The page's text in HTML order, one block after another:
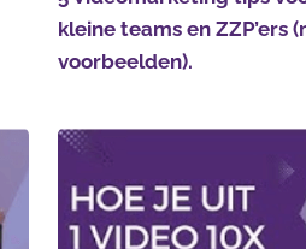
kleine teams en ZZP’ers
voorbeelden).